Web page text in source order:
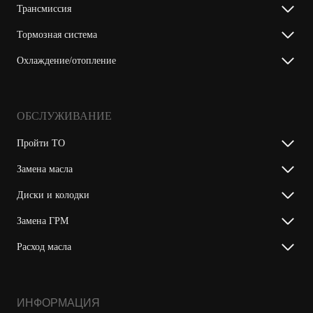
Трансмиссия
Тормозная система
Охлаждение/отопление
ОБСЛУЖИВАНИЕ
Пройти ТО
Замена масла
Диски и колодки
Замена ГРМ
Расход масла
ИНФОРМАЦИЯ